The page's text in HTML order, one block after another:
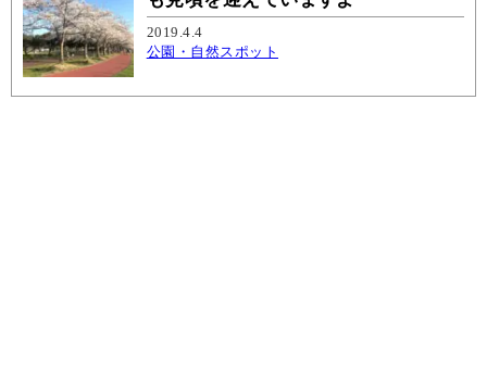
2019.4.4
公園・自然スポット